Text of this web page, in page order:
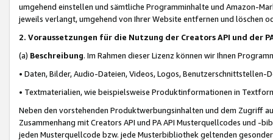
umgehend einstellen und sämtliche Programminhalte und Amazon-
jeweils verlangt, umgehend von Ihrer Website entfernen und löschen
2. Voraussetzungen für die Nutzung der Creators API und der
(a) Beschreibung. Im Rahmen dieser Lizenz können wir Ihnen
• Daten, Bilder, Audio-Dateien, Videos, Logos, Benutzerschnittstellen-
• Textmaterialien, wie beispielsweise Produktinformationen in
Neben den vorstehenden Produktwerbungsinhalten und dem Zugriff
Zusammenhang mit Creators API und PA API Musterquellcodes und
jeden Musterquellcode bzw. jede Musterbibliothek geltenden